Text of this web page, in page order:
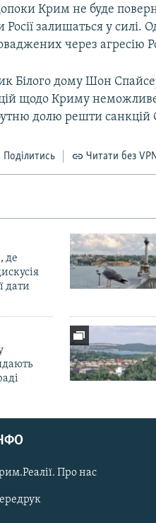
Крим не буде
Росії залишаться у силі.
через агресію
Білого дому Шон
щодо Криму
долю решти санкцій
Поділитись Читати без
де
дати
Про нас